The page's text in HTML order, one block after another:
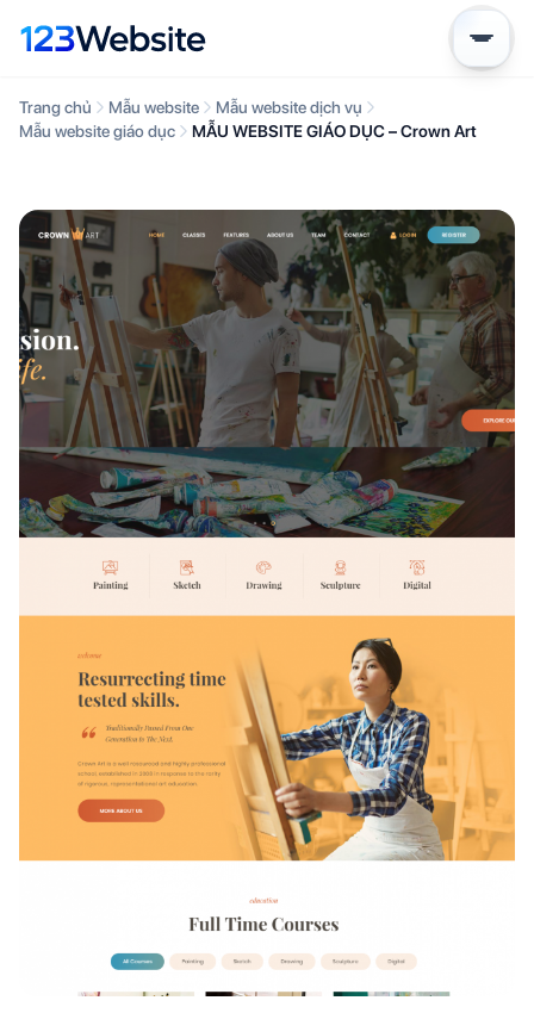
Trang chủ Mẫu website
Mẫu website dịch vụ
Mẫu website giáo dục
MẪU WEBSITE GIÁO DỤC – Crown Art